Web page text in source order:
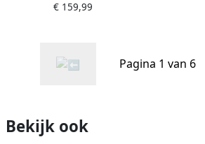
hak
€ 159,99
Pagina 1 van 6
Bekijk ook